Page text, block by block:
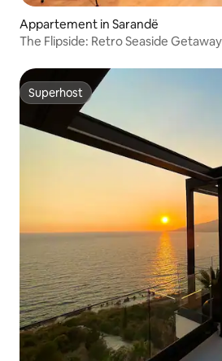
Appartement in Sarandë
The Flipside: Retro Seaside
Superhost
Superhost